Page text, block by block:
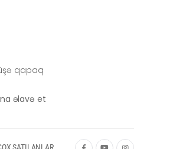
qapaq
əlavə et
SATILANLAR